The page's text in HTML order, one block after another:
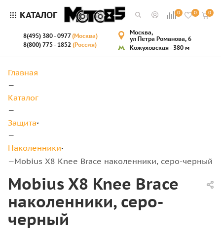
КАТАЛОГ 0 0 0
8(495) 380 - 0977(Москва)
8(800) 775 - 1852 (Россия)
Москва,
ул Петра Романова, 6
Кожуховская - 380 м
Главная
—
Каталог
—
Защита
—
Наколенники
—Mobius X8 Knee Brace наколенники, серо-черный
Mobius X8 Knee Brace
наколенники, серо-
черный